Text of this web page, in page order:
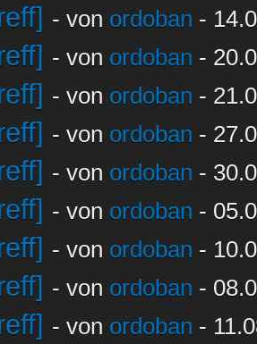
- von ordoban -
- von ordoban -
- von ordoban -
- von ordoban -
- von ordoban -
- von ordoban -
- von ordoban -
- von ordoban -
- von ordoban -